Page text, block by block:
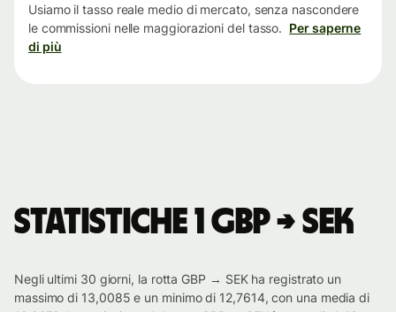
Usiamo il tasso reale medio di mercato, senza nascondere
le commissioni nelle maggiorazioni del tasso. Per saperne
di più
Statistiche 1 GBP → SEK
Negli ultimi 30 giorni, la rotta GBP → SEK ha registrato un
massimo di 13,0085 e un minimo di 12,7614, con una media di